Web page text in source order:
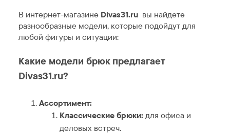
В интернет-магазине Divas31.ru вы найдете
разнообразные модели, которые подойдут для
любой фигуры и ситуации:
Какие модели брюк предлагает
Divas31.ru?
Ассортимент:
Классические брюки: для офиса и
деловых встреч.